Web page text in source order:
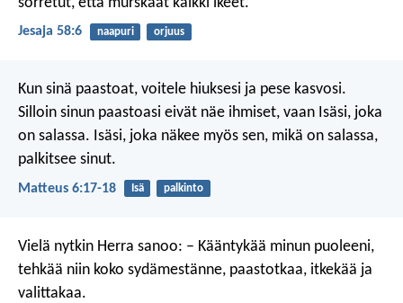
Jesaja 58:6 naapuri orjuus
Kun sinä paastoat, voitele hiuksesi ja pese kasvosi.
Silloin sinun paastoasi eivät näe ihmiset, vaan Isäsi, joka
on salassa. Isäsi, joka näkee myös sen, mikä on salassa,
palkitsee sinut.
Matteus 6:17-18 Isä palkinto
Vielä nytkin Herra sanoo: – Kääntykää minun puoleeni,
tehkää niin koko sydämestänne, paastotkaa, itkekää ja
valittakaa.